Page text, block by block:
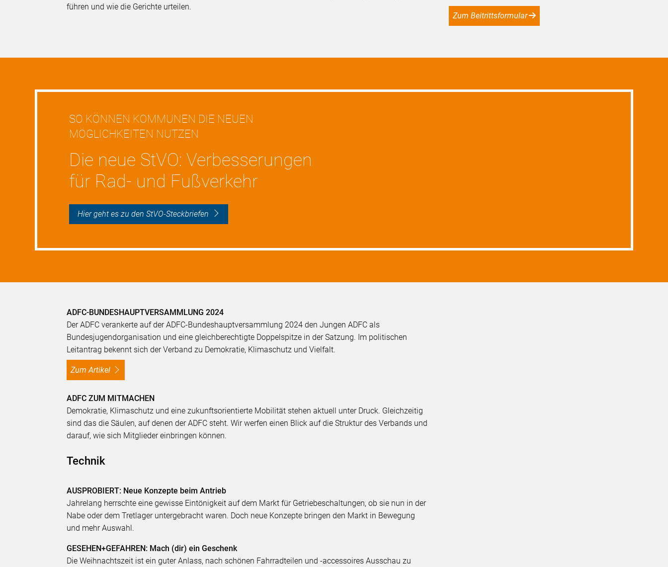
Zum Beitrittsformular
führen und wie die Gerichte urteilen.
SO KÖNNEN KOMMUNEN DIE NEUEN
MÖGLICHKEITEN NUTZEN
Die neue StVO: Verbesserungen
für Rad- und Fußverkehr
Hier geht es zu den StVO-Steckbriefen
ADFC-BUNDESHAUPTVERSAMMLUNG 2024
Der ADFC verankerte auf der ADFC-Bundeshauptversammlung 2024 den Jungen ADFC als
Bundesjugendorganisation und eine gleichberechtigte Doppelspitze in der Satzung. Im politischen
Leitantrag bekennt sich der Verband zu Demokratie, Klimaschutz und Vielfalt.
Zum Artikel
ADFC ZUM MITMACHEN
Demokratie, Klimaschutz und eine zukunftsorientierte Mobilität stehen aktuell unter Druck. Gleichzeitig
sind das die Säulen, auf denen der ADFC steht. Wir werfen einen Blick auf die Struktur des Verbands und
darauf, wie sich Mitglieder einbringen können.
Technik
AUSPROBIERT: Neue Konzepte beim Antrieb
Jahrelang herrschte eine gewisse Eintönigkeit auf dem Markt für Getriebeschaltungen, ob sie nun in der
Nabe oder dem Tretlager untergebracht waren. Doch neue Konzepte bringen den Markt in Bewegung
und mehr Auswahl.
GESEHEN+GEFAHREN: Mach (dir) ein Geschenk
Die Weihnachtszeit ist ein guter Anlass, nach schönen Fahrradteilen und -accessoires Ausschau zu